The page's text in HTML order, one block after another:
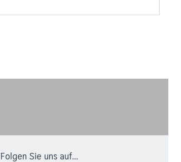
Folgen Sie uns auf...